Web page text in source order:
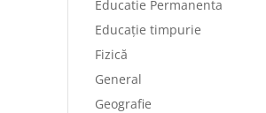
Educatie Permanenta
Educație timpurie
Fizică
General
Geografie